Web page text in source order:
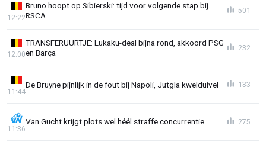
Bruno hoopt op Sibierski: tijd voor volgende stap bij
RSCA
12:22
501
TRANSFERUURTJE: Lukaku-deal bijna rond, akkoord PSG
en Barça
12:00
232
De Bruyne pijnlijk in de fout bij Napoli, Jutgla kwelduivel
11:44
133
Van Gucht krijgt plots wel héél straffe concurrentie
11:36
275